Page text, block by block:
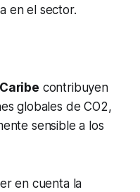
en el sector.
contribuyen
globales de CO2,
sensible a los
en cuenta la